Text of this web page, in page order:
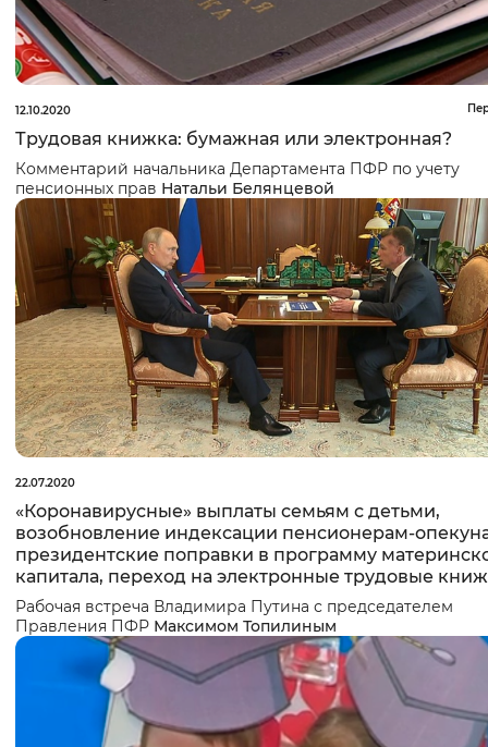
12.10.2020
Трудовая книжка: бумажная или электронная?
Комментарий начальника Департамента ПФР по учету
пенсионных прав Натальи Белянцевой
22.07.2020
«Коронавирусные» выплаты семьям с детьми,
возобновление индексации пенсионерам-
президентские поправки в программу
капитала, переход на электронные трудовые
Рабочая встреча Владимира Путина с председателем
Правления ПФР Максимом Топилиным